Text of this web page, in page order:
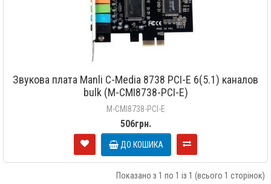
Звукова плата Manli C-Media 8738 PCI-E 6(5.1) каналов
bulk (M-CMI8738-PCI-E)
M-CMI8738-PCI-E
506грн.
ДО КОШИКА
Показано з 1 по 1 із 1 (всього 1 сторінок)